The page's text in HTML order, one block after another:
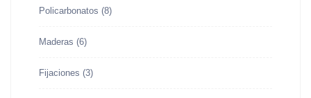
Policarbonatos (8)
Maderas (6)
Fijaciones (3)